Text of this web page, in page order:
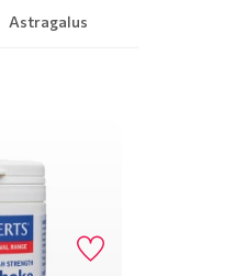
Astragalus